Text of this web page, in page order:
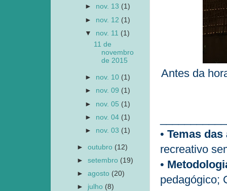
Antes da
• Temas das
recreativo
•
pedagógico;
► nov. 13 (1)
► nov. 12 (1)
▼ nov. 11 (1)
11 de
novembro
de 2015
► nov. 10 (1)
► nov. 09 (1)
► nov. 05 (1)
► nov. 04 (1)
► nov. 03 (1)
►outubro (12)
►setembro (19)
►agosto (20)
► julho (8)